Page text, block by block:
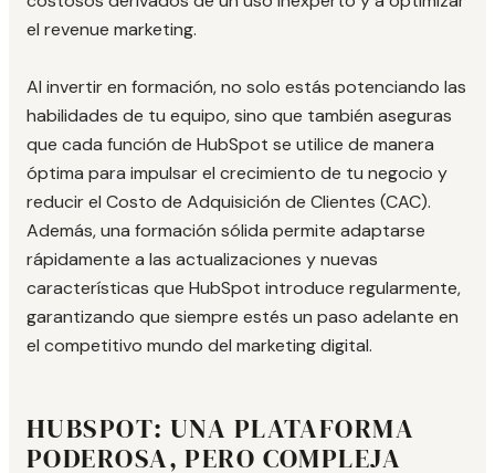
el revenue marketing.
Al invertir en formación, no solo estás potenciando las
habilidades de tu equipo, sino que también aseguras
que cada función de HubSpot se utilice de manera
óptima para impulsar el crecimiento de tu negocio y
reducir el Costo de Adquisición de Clientes (CAC).
Además, una formación sólida permite adaptarse
rápidamente a las actualizaciones y nuevas
características que HubSpot introduce regularmente,
garantizando que siempre estés un paso adelante en
el competitivo mundo del marketing digital.
HUBSPOT: UNA PLATAFORMA
PODEROSA, PERO COMPLEJA